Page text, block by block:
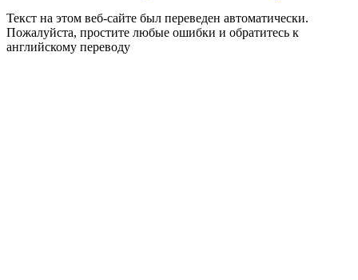
Текст на этом веб-сайте был переведен автоматически.
Пожалуйста, простите любые ошибки и обратитесь к
английскому переводу